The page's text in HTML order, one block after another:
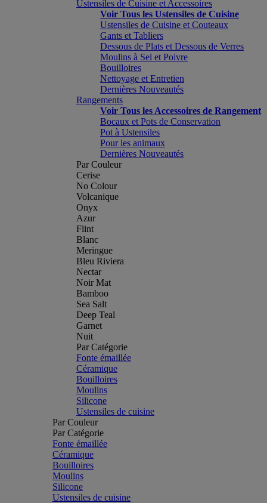
Ustensiles de Cuisine et Accessoires
Voir Tous les Ustensiles de Cuisine
Ustensiles de Cuisine et Couteaux
Gants et Tabliers
Dessous de Plats et Dessous de Verres
Moulins à Sel et Poivre
Bouilloires
Nettoyage et Entretien
Dernières Nouveautés
Rangements
Voir Tous les Accessoires de Rangement
Bocaux et Pots de Conservation
Pot à Ustensiles
Pour les animaux
Dernières Nouveautés
Par Couleur
Cerise
No Colour
Volcanique
Onyx
Azur
Flint
Blanc
Meringue
Bleu Riviera
Nectar
Noir Mat
Bamboo
Sea Salt
Deep Teal
Garnet
Nuit
Par Catégorie
Fonte émaillée
Céramique
Bouilloires
Moulins
Silicone
Ustensiles de cuisine
Par Couleur
Par Catégorie
Fonte émaillée
Céramique
Bouilloires
Moulins
Silicone
Ustensiles de cuisine